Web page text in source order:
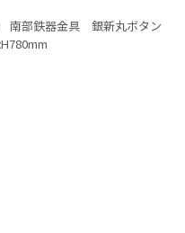
南部鉄器金具 銀新丸ボタン